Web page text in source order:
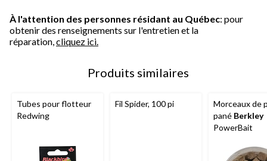
À l'attention des personnes résidant au Québec: pour
obtenir des renseignements sur l'entretien et la
réparation,cliquez ici.
Produits similaires
Tubes pour flotteur
Redwing
Fil Spider, 100 pi
Morceaux de
pané Berkley
PowerBait